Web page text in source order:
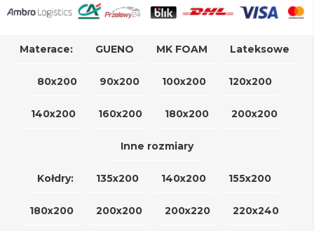
Materace: GUENO MK FOAM Lateksowe
80x200 90x200 100x200 120x200
140x200 160x200 180x200 200x200
Inne rozmiary
Kołdry: 135x200 140x200 155x200
180x200 200x200 200x220 220x240